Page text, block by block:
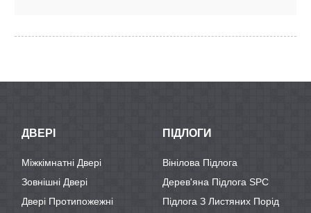
ДВЕРІ
Міжкімнатні Двері
Зовнішні Двері
Двері Протипожежні
ПІДЛОГИ
Вінілова Підлога
Дерев'яна Підлога SPC
Підлога З Листяних Порід